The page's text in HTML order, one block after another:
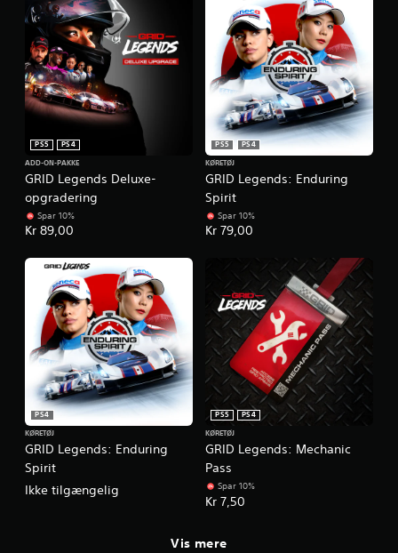
GRID Legends Deluxe-
opgradering
PS5
PS4
ADD-ON-PAKKE
Spar 10%
Kr 89,00
GRID Legends: Enduring
Spirit
PS5
PS4
KØRETØJ
Spar 10%
Kr 79,00
GRID Legends: Enduring
Spirit
PS4
KØRETØJ
Ikke tilgængelig
GRID Legends: Mechanic
Pass
PS5
PS4
KØRETØJ
Spar 10%
Kr 7,50
Vis mere